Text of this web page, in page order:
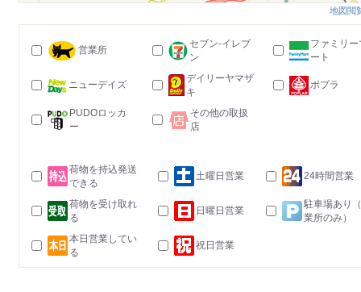
地図閲
営業所
セブン-イレブ
ン
ファミリー
ート
ニューデイズ
デイリーヤマザ
キ
ポプラ
PUDOロッカ
ー
その他の取扱
店
荷物を持込発送
できる
土曜日営業 24時間営業
荷物を受け取れ
る
日曜日営業
駐車場あり
業所のみ）
本日営業してい
る
祝日営業